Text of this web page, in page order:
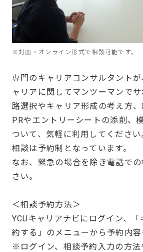
※対面・オンライン形式で相談可能です。
専門のキャリアコンサルタント
ャリアに関してマンツーマンで
路選択やキャリア形成の考え方
PRやエントリーシートの添削、
ついて、気軽に利用してください
相談は予約制となっています。
なお、緊急の場合を除き電話で
さい。
＜相談予約方法＞
YCUキャリアナビにログイン、
約する」のメニューから予約内容
※ログイン、相談予約入力の方法